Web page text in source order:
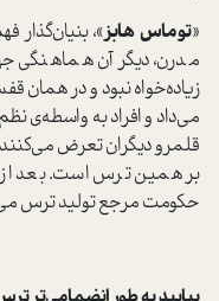
«توماس هابز»، بنیان‌گذار
مدرن، دیگر آن هماهنگی
زیاده‌خواه نبود و در همان
می‌داد و افراد به واسطه‌ی
قلمرو دیگران تعرض
بر همین ترس است. بعد
حکومت مرجع تولید ترس